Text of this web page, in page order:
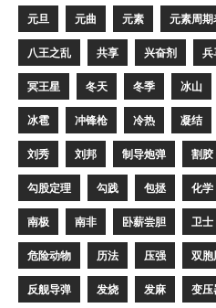
元旦 元曲 元素 元素周期
八王之乱 共享 兴奋剂 兵
冥王星 冬天 冬季 冰山
冰雹 冲锋枪 冷热 凝结
刘秀 刘邦 制导炮弹 割胶
勾股定理 勾践 包拯 化学
南极 南非 卧薪尝胆 卫士
危险动物 历法 压强 双胞
反舰导弹 发烧 发麻 变压